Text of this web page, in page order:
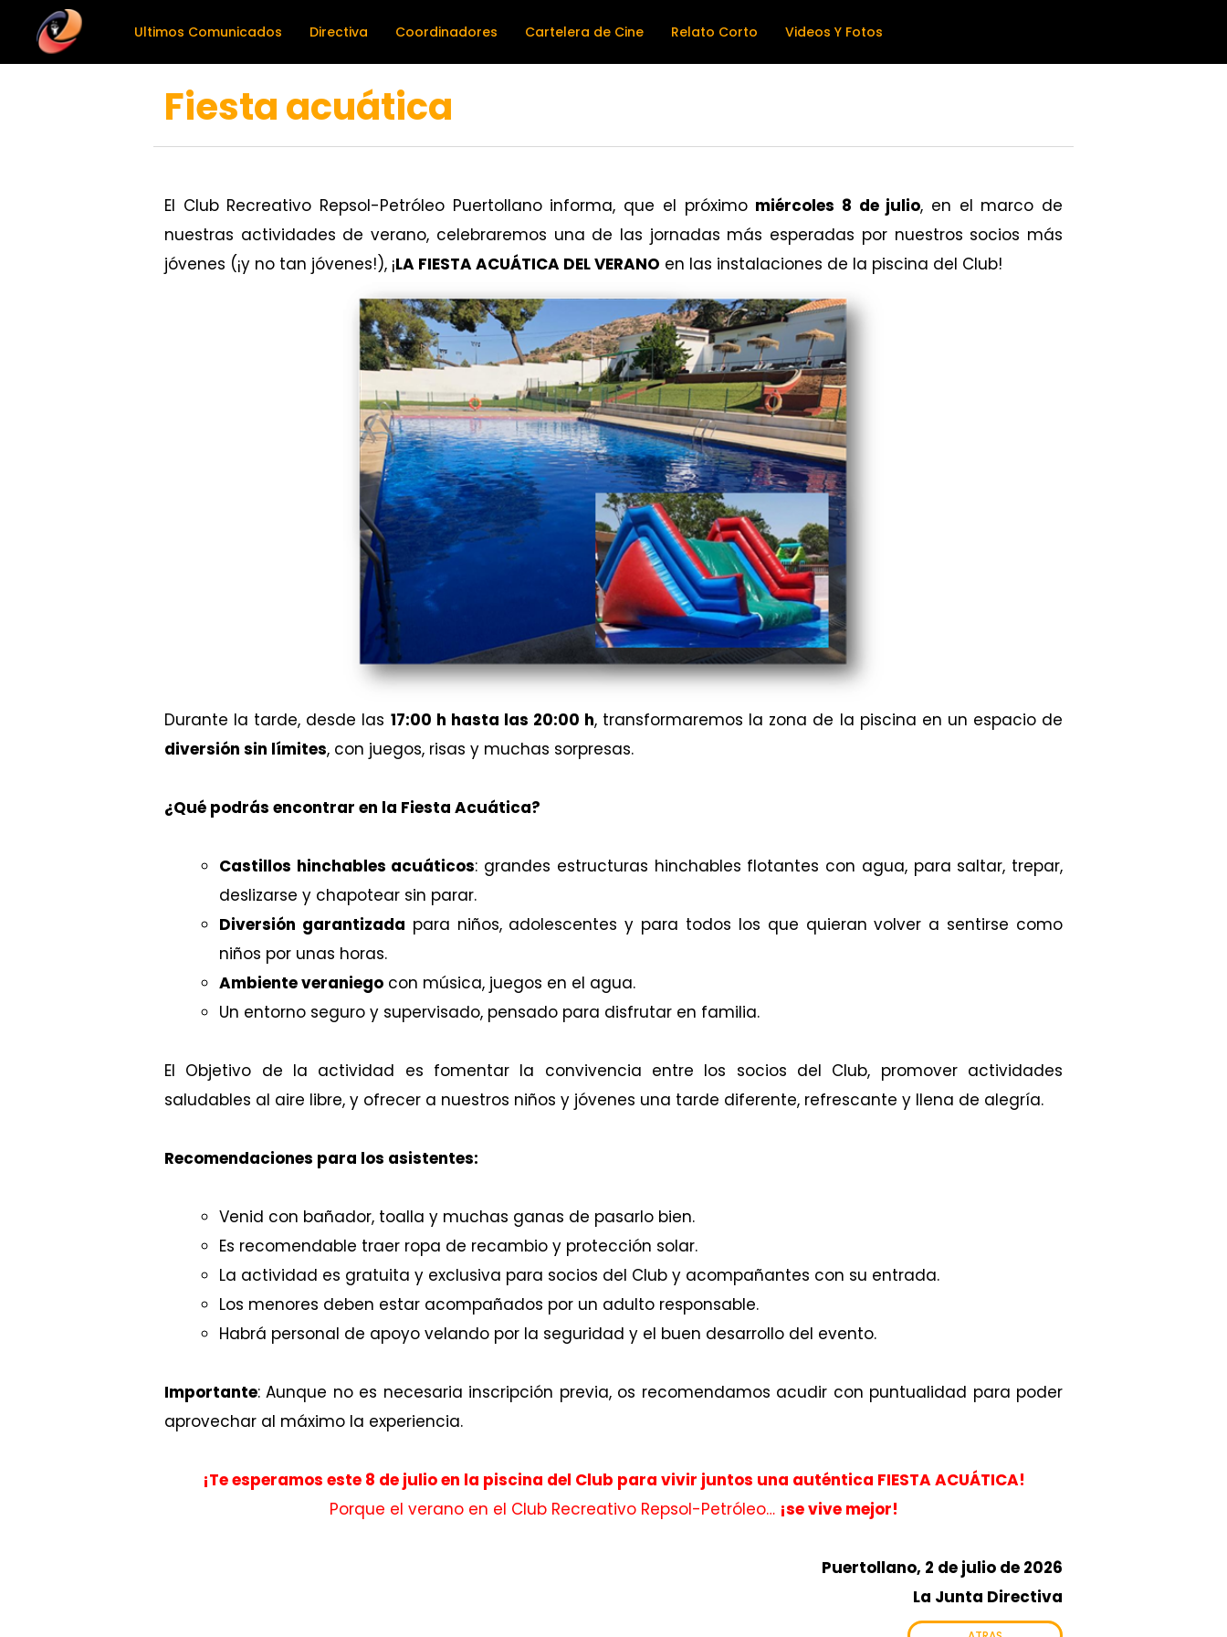
Ultimos Comunicados Directiva Coordinadores Cartelera de Cine Relato Corto Videos Y Fotos
Fiesta acuática
El Club Recreativo Repsol-Petróleo Puertollano informa, que el próximo miércoles 8 de julio, en el marco de
nuestras actividades de verano, celebraremos una de las jornadas más esperadas por nuestros socios más
jóvenes (¡y no tan jóvenes!), ¡LA FIESTA ACUÁTICA DEL VERANO en las instalaciones de la piscina del Club!
Durante la tarde, desde las 17:00 h hasta las 20:00 h, transformaremos la zona de la piscina en un espacio de
diversión sin límites, con juegos, risas y muchas sorpresas.
¿Qué podrás encontrar en la Fiesta Acuática?
Castillos hinchables acuáticos: grandes estructuras hinchables flotantes con agua, para saltar, trepar,
deslizarse y chapotear sin parar.
Diversión garantizada para niños, adolescentes y para todos los que quieran volver a sentirse como
niños por unas horas.
Ambiente veraniego con música, juegos en el agua.
Un entorno seguro y supervisado, pensado para disfrutar en familia.
El Objetivo de la actividad es fomentar la convivencia entre los socios del Club, promover actividades
saludables al aire libre, y ofrecer a nuestros niños y jóvenes una tarde diferente, refrescante y llena de alegría.
Recomendaciones para los asistentes:
Venid con bañador, toalla y muchas ganas de pasarlo bien.
Es recomendable traer ropa de recambio y protección solar.
La actividad es gratuita y exclusiva para socios del Club y acompañantes con su entrada.
Los menores deben estar acompañados por un adulto responsable.
Habrá personal de apoyo velando por la seguridad y el buen desarrollo del evento.
Importante: Aunque no es necesaria inscripción previa, os recomendamos acudir con puntualidad para poder
aprovechar al máximo la experiencia.
¡Te esperamos este 8 de julio en la piscina del Club para vivir juntos una auténtica FIESTA ACUÁTICA!
Porque el verano en el Club Recreativo Repsol-Petróleo… ¡se vive mejor!
Puertollano, 2 de julio de 2026
La Junta Directiva